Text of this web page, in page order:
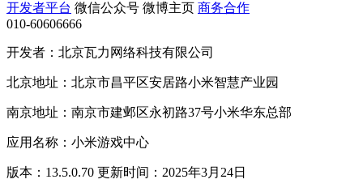
开发者平台 微信公众号 微博主页 商务合作
010-60606666
开发者：北京瓦力网络科技有限公司
北京地址：北京市昌平区安居路小米智慧产业园
南京地址：南京市建邺区永初路37号小米华东总部
应用名称：小米游戏中心
版本：13.5.0.70 更新时间：2025年3月24日